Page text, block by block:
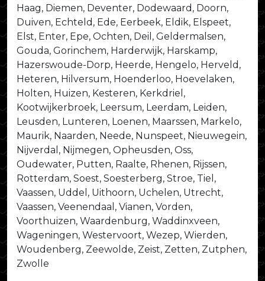
Haag, Diemen, Deventer, Dodewaard, Doorn,
Duiven, Echteld, Ede, Eerbeek, Eldik, Elspeet,
Elst, Enter, Epe, Ochten, Deil, Geldermalsen,
Gouda, Gorinchem, Harderwijk, Harskamp,
Hazerswoude-Dorp, Heerde, Hengelo, Herveld,
Heteren, Hilversum, Hoenderloo, Hoevelaken,
Holten, Huizen, Kesteren, Kerkdriel,
Kootwijkerbroek, Leersum, Leerdam, Leiden,
Leusden, Lunteren, Loenen, Maarssen, Markelo,
Maurik, Naarden, Neede, Nunspeet, Nieuwegein,
Nijverdal, Nijmegen, Opheusden, Oss,
Oudewater, Putten, Raalte, Rhenen, Rijssen,
Rotterdam, Soest, Soesterberg, Stroe, Tiel,
Vaassen, Uddel, Uithoorn, Uchelen, Utrecht,
Vaassen, Veenendaal, Vianen, Vorden,
Voorthuizen, Waardenburg, Waddinxveen,
Wageningen, Westervoort, Wezep, Wierden,
Woudenberg, Zeewolde, Zeist, Zetten, Zutphen,
Zwolle